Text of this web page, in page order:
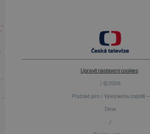
Upravit nastavení cookies
/ © 2026
Pražské jaro / Vývoj webu zajistili —
Devx
/